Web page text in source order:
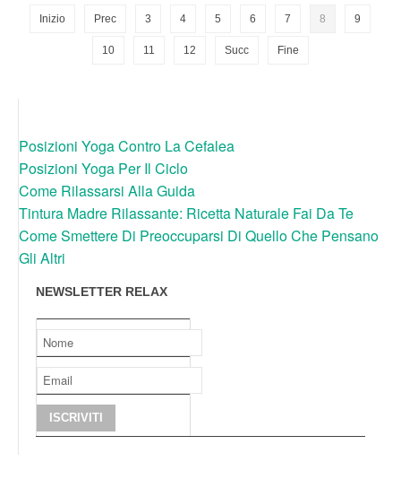
Inizio Prec 3 4 5 6 7 8 9
10 11 12 Succ Fine
Posizioni Yoga Contro La Cefalea
Posizioni Yoga Per Il Ciclo
Come Rilassarsi Alla Guida
Tintura Madre Rilassante: Ricetta Naturale Fai Da Te
Come Smettere Di Preoccuparsi Di Quello Che Pensano
Gli Altri
NEWSLETTER RELAX